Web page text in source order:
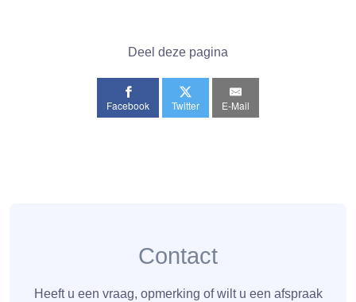
Deel deze pagina
Facebook Twitter E-Mail
Contact
Heeft u een vraag, opmerking of wilt u een afspraak